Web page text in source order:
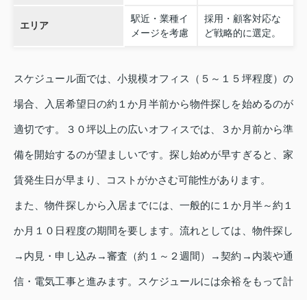
エリア
駅近・業種イ
メージを考慮
採用・顧客対応な
ど戦略的に選定。
スケジュール面では、小規模オフィス（５～１５坪程度）の
場合、入居希望日の約１か月半前から物件探しを始めるのが
適切です。３０坪以上の広いオフィスでは、３か月前から準
備を開始するのが望ましいです。探し始めが早すぎると、家
賃発生日が早まり、コストがかさむ可能性があります。
また、物件探しから入居までには、一般的に１か月半～約１
か月１０日程度の期間を要します。流れとしては、物件探し
→内見・申し込み→審査（約１～２週間）→契約→内装や通
信・電気工事と進みます。スケジュールには余裕をもって計